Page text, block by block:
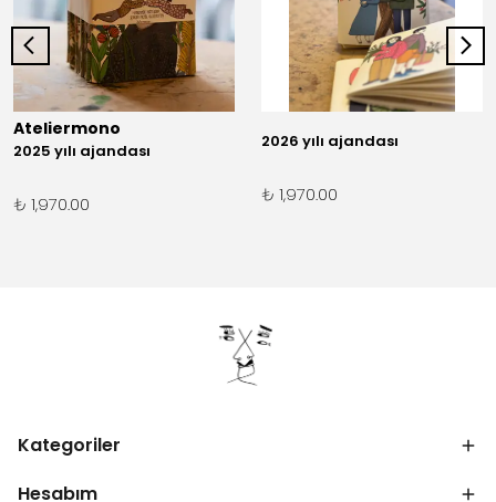
Ateliermono
2025 yılı ajandası
₺ 1,970.00
2026 yılı ajandası
₺ 1,970.00
Kategoriler
Hesabım